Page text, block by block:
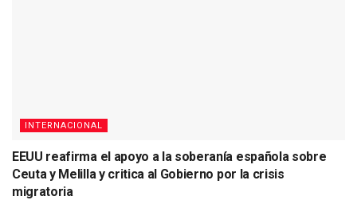
INTERNACIONAL
EEUU reafirma el apoyo a la soberanía española sobre
Ceuta y Melilla y critica al Gobierno por la crisis
migratoria